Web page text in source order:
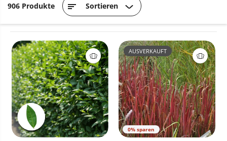
906 Produkte Sortieren
0% sparen
AUSVERKAUFT